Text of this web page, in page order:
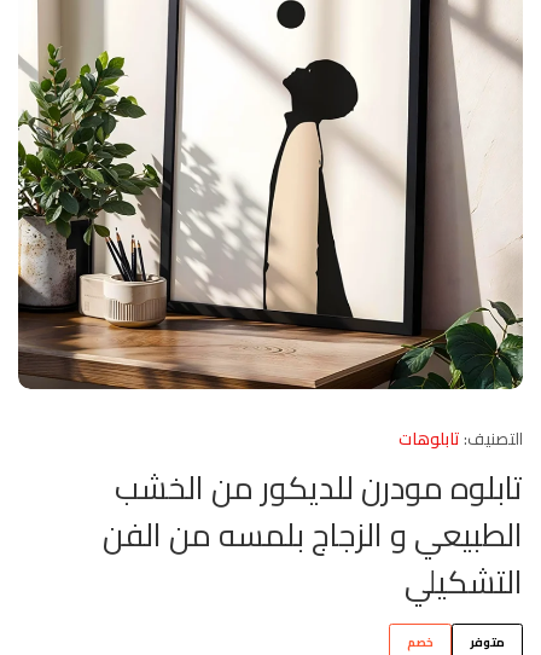
التصنيف:تابلوهات
تابلوه مودرن للديكور من الخشب
الطبيعي و الزجاج بلمسه من الفن
التشكيلي
متوفر خصم